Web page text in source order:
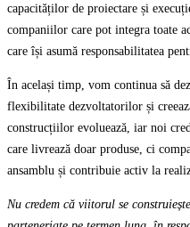
capacităților de proiectare și
companiilor care pot integra toate
care își asumă responsabilitatea
În același timp, vom continua să
flexibilitate dezvoltatorilor și
construcțiilor evoluează, iar noi
care livrează doar produse, ci
ansamblu și contribuie activ la
Nu credem că viitorul se